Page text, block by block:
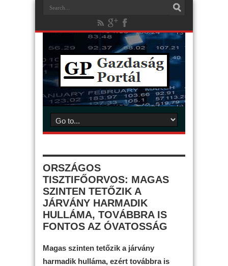
ORSZÁGOS
TISZTIFŐORVOS: MAGAS
SZINTEN TETŐZIK A
JÁRVÁNY HARMADIK
HULLÁMA, TOVÁBBRA IS
FONTOS AZ ÓVATOSSÁG
Magas szinten tetőzik a járvány
harmadik hulláma, ezért továbbra is